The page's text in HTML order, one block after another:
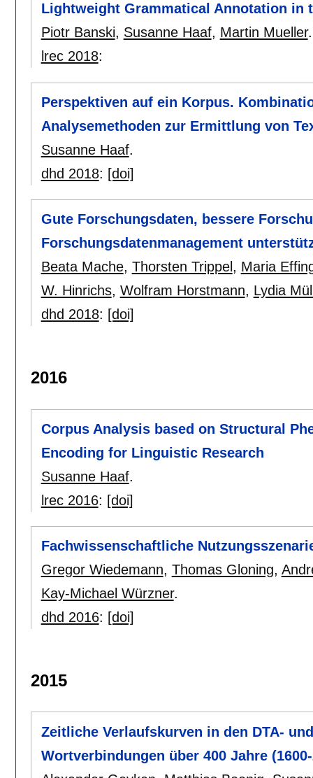
Lightweight Grammatical Annotation in
Piotr Banski, Susanne Haaf, Martin Mueller.
lrec 2018:
Perspektiven auf ein Korpus.
Analysemethoden zur Ermittlung von
Susanne Haaf.
dhd 2018: [doi]
Gute Forschungsdaten, bessere
Forschungsdatenmanagement
Beata Mache, Thorsten Trippel , Maria
W. Hinrichs, Wolfram Horstmann, Lydia
dhd 2018: [doi]
2016
Corpus Analysis based on Structural
Encoding for Linguistic Research
Susanne Haaf.
lrec 2016: [doi]
Fachwissenschaftliche
Gregor Wiedemann, Thomas Gloning,
Kay-Michael Würzner.
dhd 2016: [doi]
2015
Zeitliche Verlaufskurven in den DTA-
Wortverbindungen über 400 Jahre